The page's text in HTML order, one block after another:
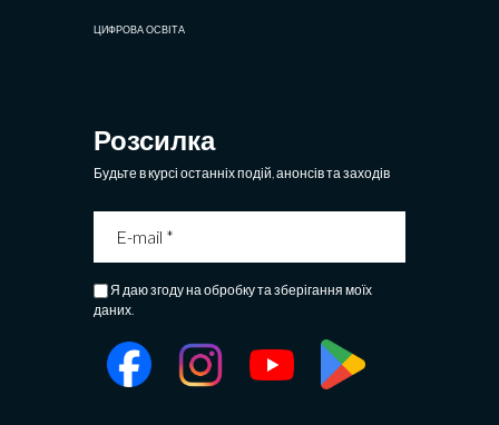
ЦИФРОВА ОСВІТА
Розсилка
Будьте в курсі останніх подій, анонсів та заходів
Я даю згоду на обробку та зберігання моїх
даних.